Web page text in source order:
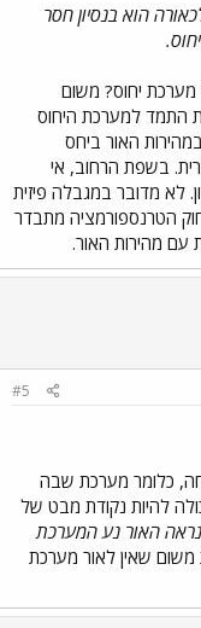
הוא בנסיון חסר
יחוס? משום
התמד למערכת היחוס
האור ביחס
בשפת הרחוב, אי
לא מדובר במגבלה פיזית
הטרנספורמציה מתבדר
עם מהירות האור.
#5
כלומר מערכת שבה
להיות נקודת מבט של
נראה האור נע המערכת
שאין לאור מערכת